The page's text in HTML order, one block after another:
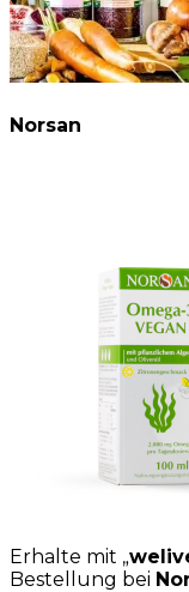
Norsan
Erhalte mit „
Bestellung bei